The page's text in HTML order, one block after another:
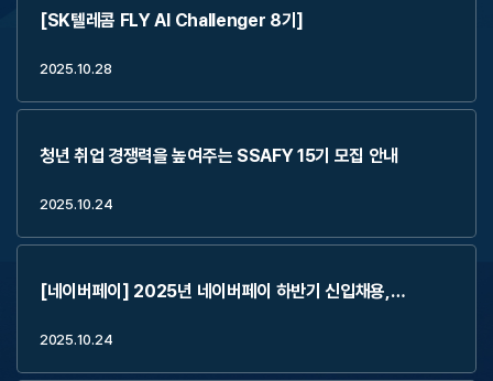
[SK텔레콤 FLY AI Challenger 8기]
2025.10.28
청년 취업 경쟁력을 높여주는 SSAFY 15기 모집 안내
2025.10.24
[네이버페이] 2025년 네이버페이 하반기 신입채용,
2025.10.24